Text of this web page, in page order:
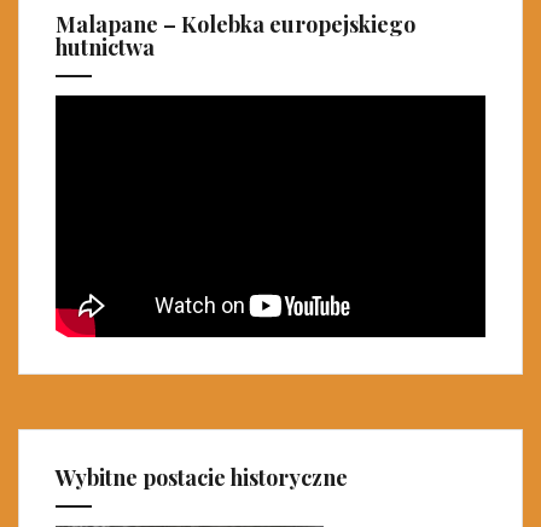
Malapane – Kolebka europejskiego
hutnictwa
Wybitne postacie historyczne